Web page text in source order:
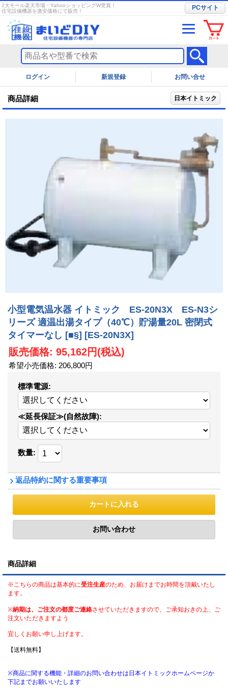
2大モール楽天市場・YahooショッピングW受賞！
住宅設備機器を激安価格にて販売！
PCサイト
ログイン お問い合せ
商品詳細 日本イトミック
小型電気温水器 イトミック ES-20N3X ES-N3シ
リーズ 適温出湯タイプ（40℃）貯湯量20L 密閉式
タイマーなし [■§] [ES-20N3X]
販売価格: 95,162円(税込)
希望小売価格: 206,800円
標準電源:
≪延長保証≫(自然故障):
数量:
返品特約に関する重要事項
商品詳細
※こちらの商品は基本的に受注生産のため、お届けまでお時間を頂戴いたし
ます。
※納期は、ご注文の都度ご連絡させていただきますので、ご承知おきの上、ご
注文いただきますよう
宜しくお願い申し上げます。
【送料無料】
※商品に関する機能・詳細のお問い合わせは日本イトミックホームページか
下記までお願いいたします